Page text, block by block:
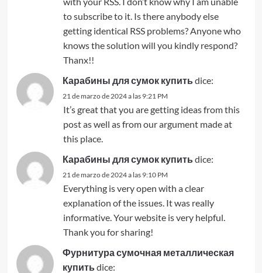
to subscribe to it. Is there anybody else
getting identical RSS problems? Anyone who
knows the solution will you kindly respond?
Thanx!!
Карабины для сумок купить dice:
21 de marzo de 2024 a las 9:21 PM
It’s great that you are getting ideas from this
post as well as from our argument made at
this place.
Карабины для сумок купить dice:
21 de marzo de 2024 a las 9:10 PM
Everything is very open with a clear
explanation of the issues. It was really
informative. Your website is very helpful.
Thank you for sharing!
Фурнитура сумочная металлическая
купить dice: